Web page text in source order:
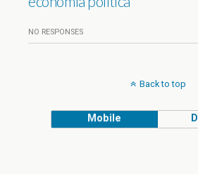
NO RESPONSES
Back to top
Mobile